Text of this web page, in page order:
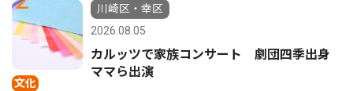
文化
川崎区・幸区
2026.08.05
カルッツで家族コンサート 劇団四季出身
ママら出演